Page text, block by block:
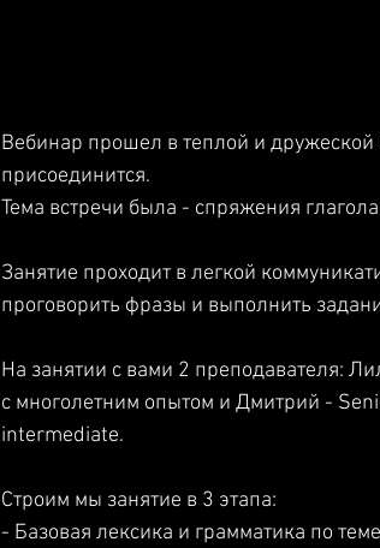
Вебинар прошел в теплой и
присоединится.
Тема встречи была - спряжения
Занятие проходит в легкой
проговорить фразы и выполнить
На занятии с вами 2 преподавателя:
с многолетним опытом и Дмитрий -
intermediate.
Строим мы занятие в 3 этапа:
- Базовая лексика и грамматика по